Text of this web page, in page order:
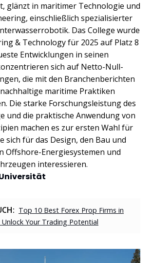
glänzt in maritimer Technologie und
einschließlich spezialisierter
Das College wurde
& Technology für 2025 auf Platz 8
Entwicklungen in seinen
sich auf Netto-Null-
die mit den Branchenberichten
maritime Praktiken
Die starke Forschungsleistung des
und die praktische Anwendung von
machen es zur ersten Wahl für
sich für das Design, den Bau und
Offshore-Energiesystemen und
interessieren.
Top 10 Best Forex Prop Firms in
Unlock Your Trading Potential